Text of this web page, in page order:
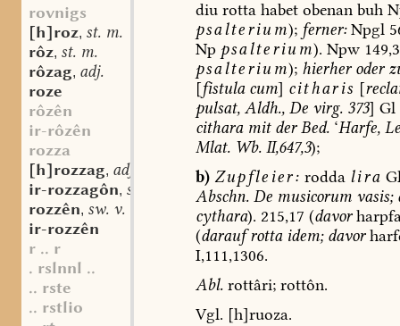
rovnigs
[h]roz, st. m.
rôz, st. m.
rôzag, adj.
roze
rôzên
ir-rôzên
rozza
[h]rozzag, adj.
ir-rozzagôn, sw. v.
rozzên, sw. v.
ir-rozzên
r .. r
. rslnnl ..
.. rste
.. rstlio
diurottahabet obenanbuh
psalterium); ferner:Npgl
Np psalterium). Npw 149,3
psalterium); hierheroder
[fistulacum] citharis [
pulsat,Aldh.,Devirg.373] Gl
citharamitderBed.‘Harfe,
Mlat.Wb.II,647,3);
b) Zupfleier: rodda lira
Abschn.De musicorumvasis;
cythara). 215,17 (davor
(daraufrottaidem;davor
I,111,1306.
Abl.rottâri;rottôn.
Vgl. [h]ruoza.